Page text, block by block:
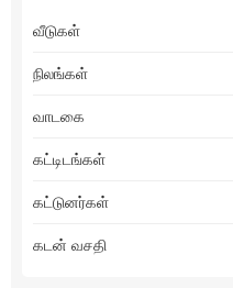
வீடுகள்
நிலங்கள்
வாடகை
கட்டிடங்கள்
கட்டுனர்கள்
கடன் வசதி